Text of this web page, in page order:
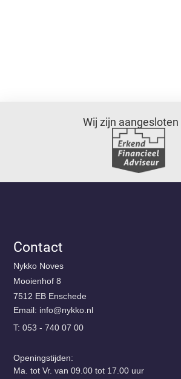
Wij zijn aangesloten
Contact
Nykko Noves
Mooienhof 8
7512 EB Enschede
Email:
ln.okkyn
@ofni
T: 053 - 740 07 00
Openingstijden:
Ma. tot Vr. van 09.00 tot 17.00 uur